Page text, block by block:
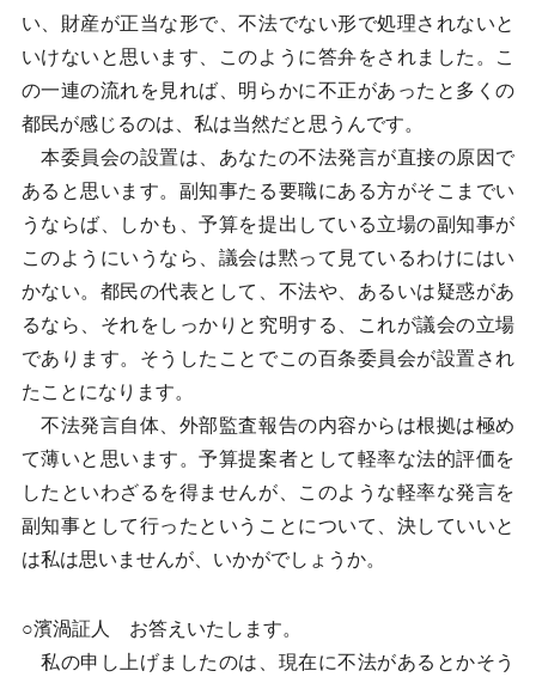
い、財産が正当な形で、不法でない形で処理されないと
いけないと思います、このように答弁をされました。こ
の一連の流れを見れば、明らかに不正があったと多くの
都民が感じるのは、私は当然だと思うんです。
本委員会の設置は、あなたの不法発言が直接の原因で
あると思います。副知事たる要職にある方がそこまでい
うならば、しかも、予算を提出している立場の副知事が
このようにいうなら、議会は黙って見ているわけにはい
かない。都民の代表として、不法や、あるいは疑惑があ
るなら、それをしっかりと究明する、これが議会の立場
であります。そうしたことでこの百条委員会が設置され
たことになります。
不法発言自体、外部監査報告の内容からは根拠は極め
て薄いと思います。予算提案者として軽率な法的評価を
したといわざるを得ませんが、このような軽率な発言を
副知事として行ったということについて、決していいと
は私は思いませんが、いかがでしょうか。
○濱渦証人 お答えいたします。
私の申し上げましたのは、現在に不法があるとかそう